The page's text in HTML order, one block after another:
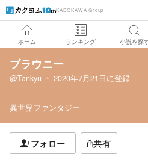
KADOKAWA Group
ホーム ランキング 小説を探
ブラウニー
@Tankyu 2020年7月21日に登録
異世界ファンタジー
フォロー 共有